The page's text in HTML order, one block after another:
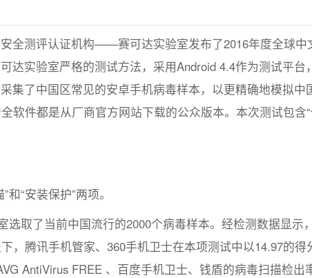
全测评认证机构——赛可达实验室发布了2016年度全球中
达实验室严格的测试方法，采用Android 4.4作为测试平台
集了中国区常见的安卓手机病毒样本，以更精确地模拟中
软件都是从厂商官方网站下载的公众版本。本次测试包含“
“安装保护”两项。
选取了当前中国流行的2000个病毒样本。经检测数据显示
，腾讯手机管家、360手机卫士在本项测试中以14.97的得
AntiVirus FREE 、百度手机卫士、钱盾的病毒扫描检出